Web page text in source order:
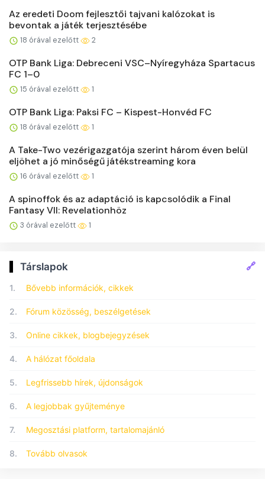
Az eredeti Doom fejlesztői tajvani kalózokat is
bevontak a játék terjesztésébe
18 órával ezelőtt 2
OTP Bank Liga: Debreceni VSC–Nyíregyháza Spartacus
FC 1–0
15 órával ezelőtt 1
OTP Bank Liga: Paksi FC – Kispest-Honvéd FC
18 órával ezelőtt 1
A Take-Two vezérigazgatója szerint három éven belül
eljöhet a jó minőségű játékstreaming kora
16 órával ezelőtt 1
A spinoffok és az adaptáció is kapcsolódik a Final
Fantasy VII: Revelationhöz
3 órával ezelőtt 1
Társlapok 🔗
1. Bővebb információk, cikkek
2. Fórum közösség, beszélgetések
3. Online cikkek, blogbejegyzések
4. A hálózat főoldala
5. Legfrissebb hírek, újdonságok
6. A legjobbak gyűjteménye
7. Megosztási platform, tartalomajánló
8. Tovább olvasok